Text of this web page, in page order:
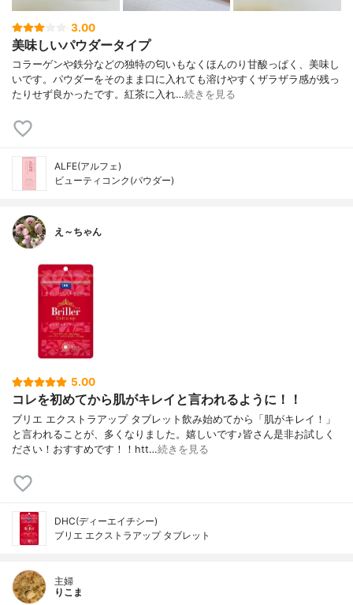
3.00
美味しいパウダータイプ
コラーゲンや鉄分などの独特の匂いもなくほんのり甘酸っぱく、美味し
いです。パウダーをそのまま口に入れても溶けやすくザラザラ感が残っ
たりせず良かったです。紅茶に入れ…続きを見る
ALFE(アルフェ)
ビューティコンク(パウダー)
え～ちゃん
5.00
コレを初めてから肌がキレイと言われるように！！
ブリエ エクストラアップ タブレット飲み始めてから「肌がキレイ！」
と言われることが、多くなりました。嬉しいです♪皆さん是非お試しく
ださい！おすすめです！！htt…続きを見る
DHC(ディーエイチシー)
ブリエ エクストラアップ タブレット
主婦
りこま